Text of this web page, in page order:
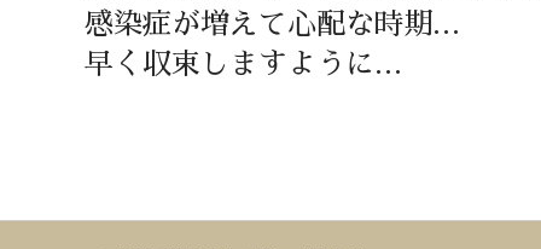
感染症が増えて心配な時期…
早く収束しますように…